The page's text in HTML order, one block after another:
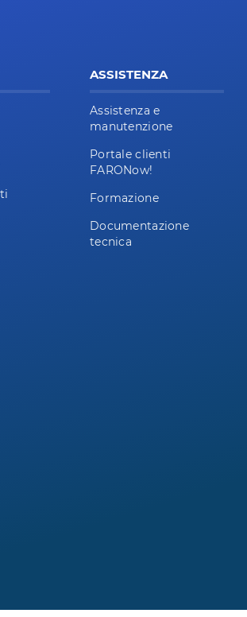
ASSISTENZA
Assistenza e
manutenzione
Portale clienti
FARONow!
Formazione
Documentazione
tecnica